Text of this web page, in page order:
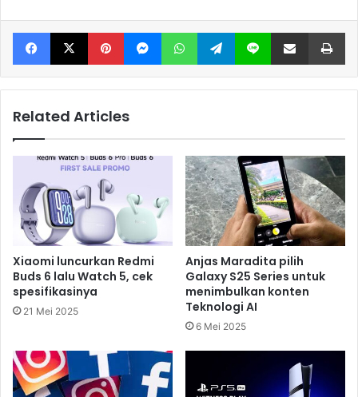
Facebook X Pinterest Messenger WhatsApp Telegram Line Share via Email
Related Articles
Xiaomi luncurkan Redmi
Buds 6 lalu Watch 5, cek
spesifikasinya
21 Mei 2025
Anjas Maradita pilih
Galaxy S25 Series untuk
menimbulkan konten
Teknologi AI
6 Mei 2025